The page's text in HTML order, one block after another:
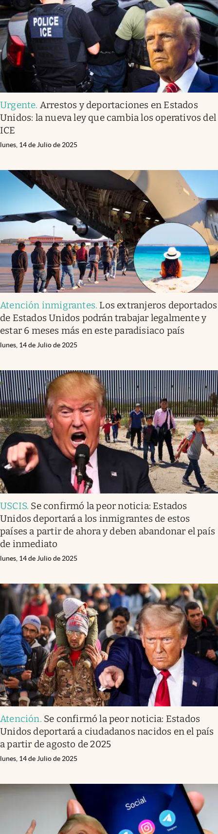
Urgente. Arrestos y deportaciones en Estados
Unidos: la nueva ley que cambia los operativos del
ICE
lunes, 14 de Julio de 2025
Atención inmigrantes. Los extranjeros deportados
de Estados Unidos podrán trabajar legalmente y
estar 6 meses más en este paradisiaco país
lunes, 14 de Julio de 2025
USCIS. Se confirmó la peor noticia: Estados
Unidos deportará a los inmigrantes de estos
países a partir de ahora y deben abandonar el país
de inmediato
lunes, 14 de Julio de 2025
Atención. Se confirmó la peor noticia: Estados
Unidos deportará a ciudadanos nacidos en el país
a partir de agosto de 2025
lunes, 14 de Julio de 2025